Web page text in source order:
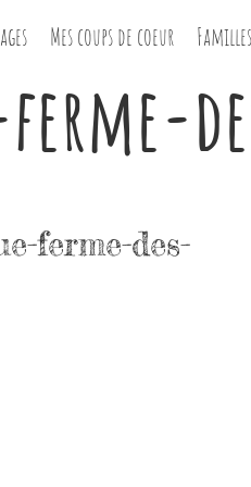
Mes coups de coeur
ferme-des-